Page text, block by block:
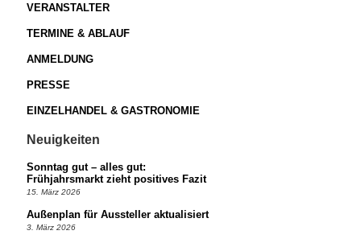
VERANSTALTER
TERMINE & ABLAUF
ANMELDUNG
PRESSE
EINZELHANDEL & GASTRONOMIE
Neuigkeiten
Sonntag gut – alles gut:
Frühjahrsmarkt zieht positives Fazit
15. März 2026
Außenplan für Aussteller aktualisiert
3. März 2026